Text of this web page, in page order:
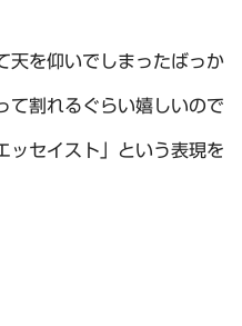
天を仰いでしまったばっか
て割れるぐらい嬉しいので
ッセイスト」という表現を